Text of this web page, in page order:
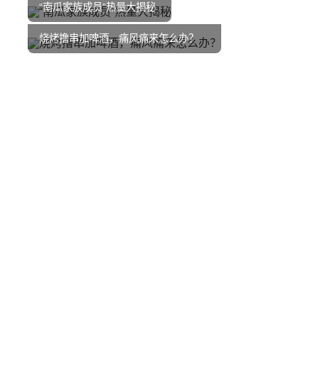
“南瓜家族成员”热量大揭秘
烧烤撸串加啤酒，痛风痛来怎么办？